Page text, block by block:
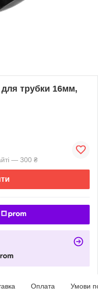
для трубки 16мм,
— 300 ₴
Оплата Умови